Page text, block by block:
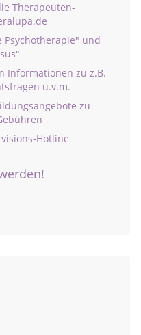
Therapeuten-
Psychotherapie" und
Informationen zu z.B.
u.v.m.
zu
Hotline